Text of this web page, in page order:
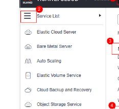
servidor
Impressões
containers
Gerenciamento